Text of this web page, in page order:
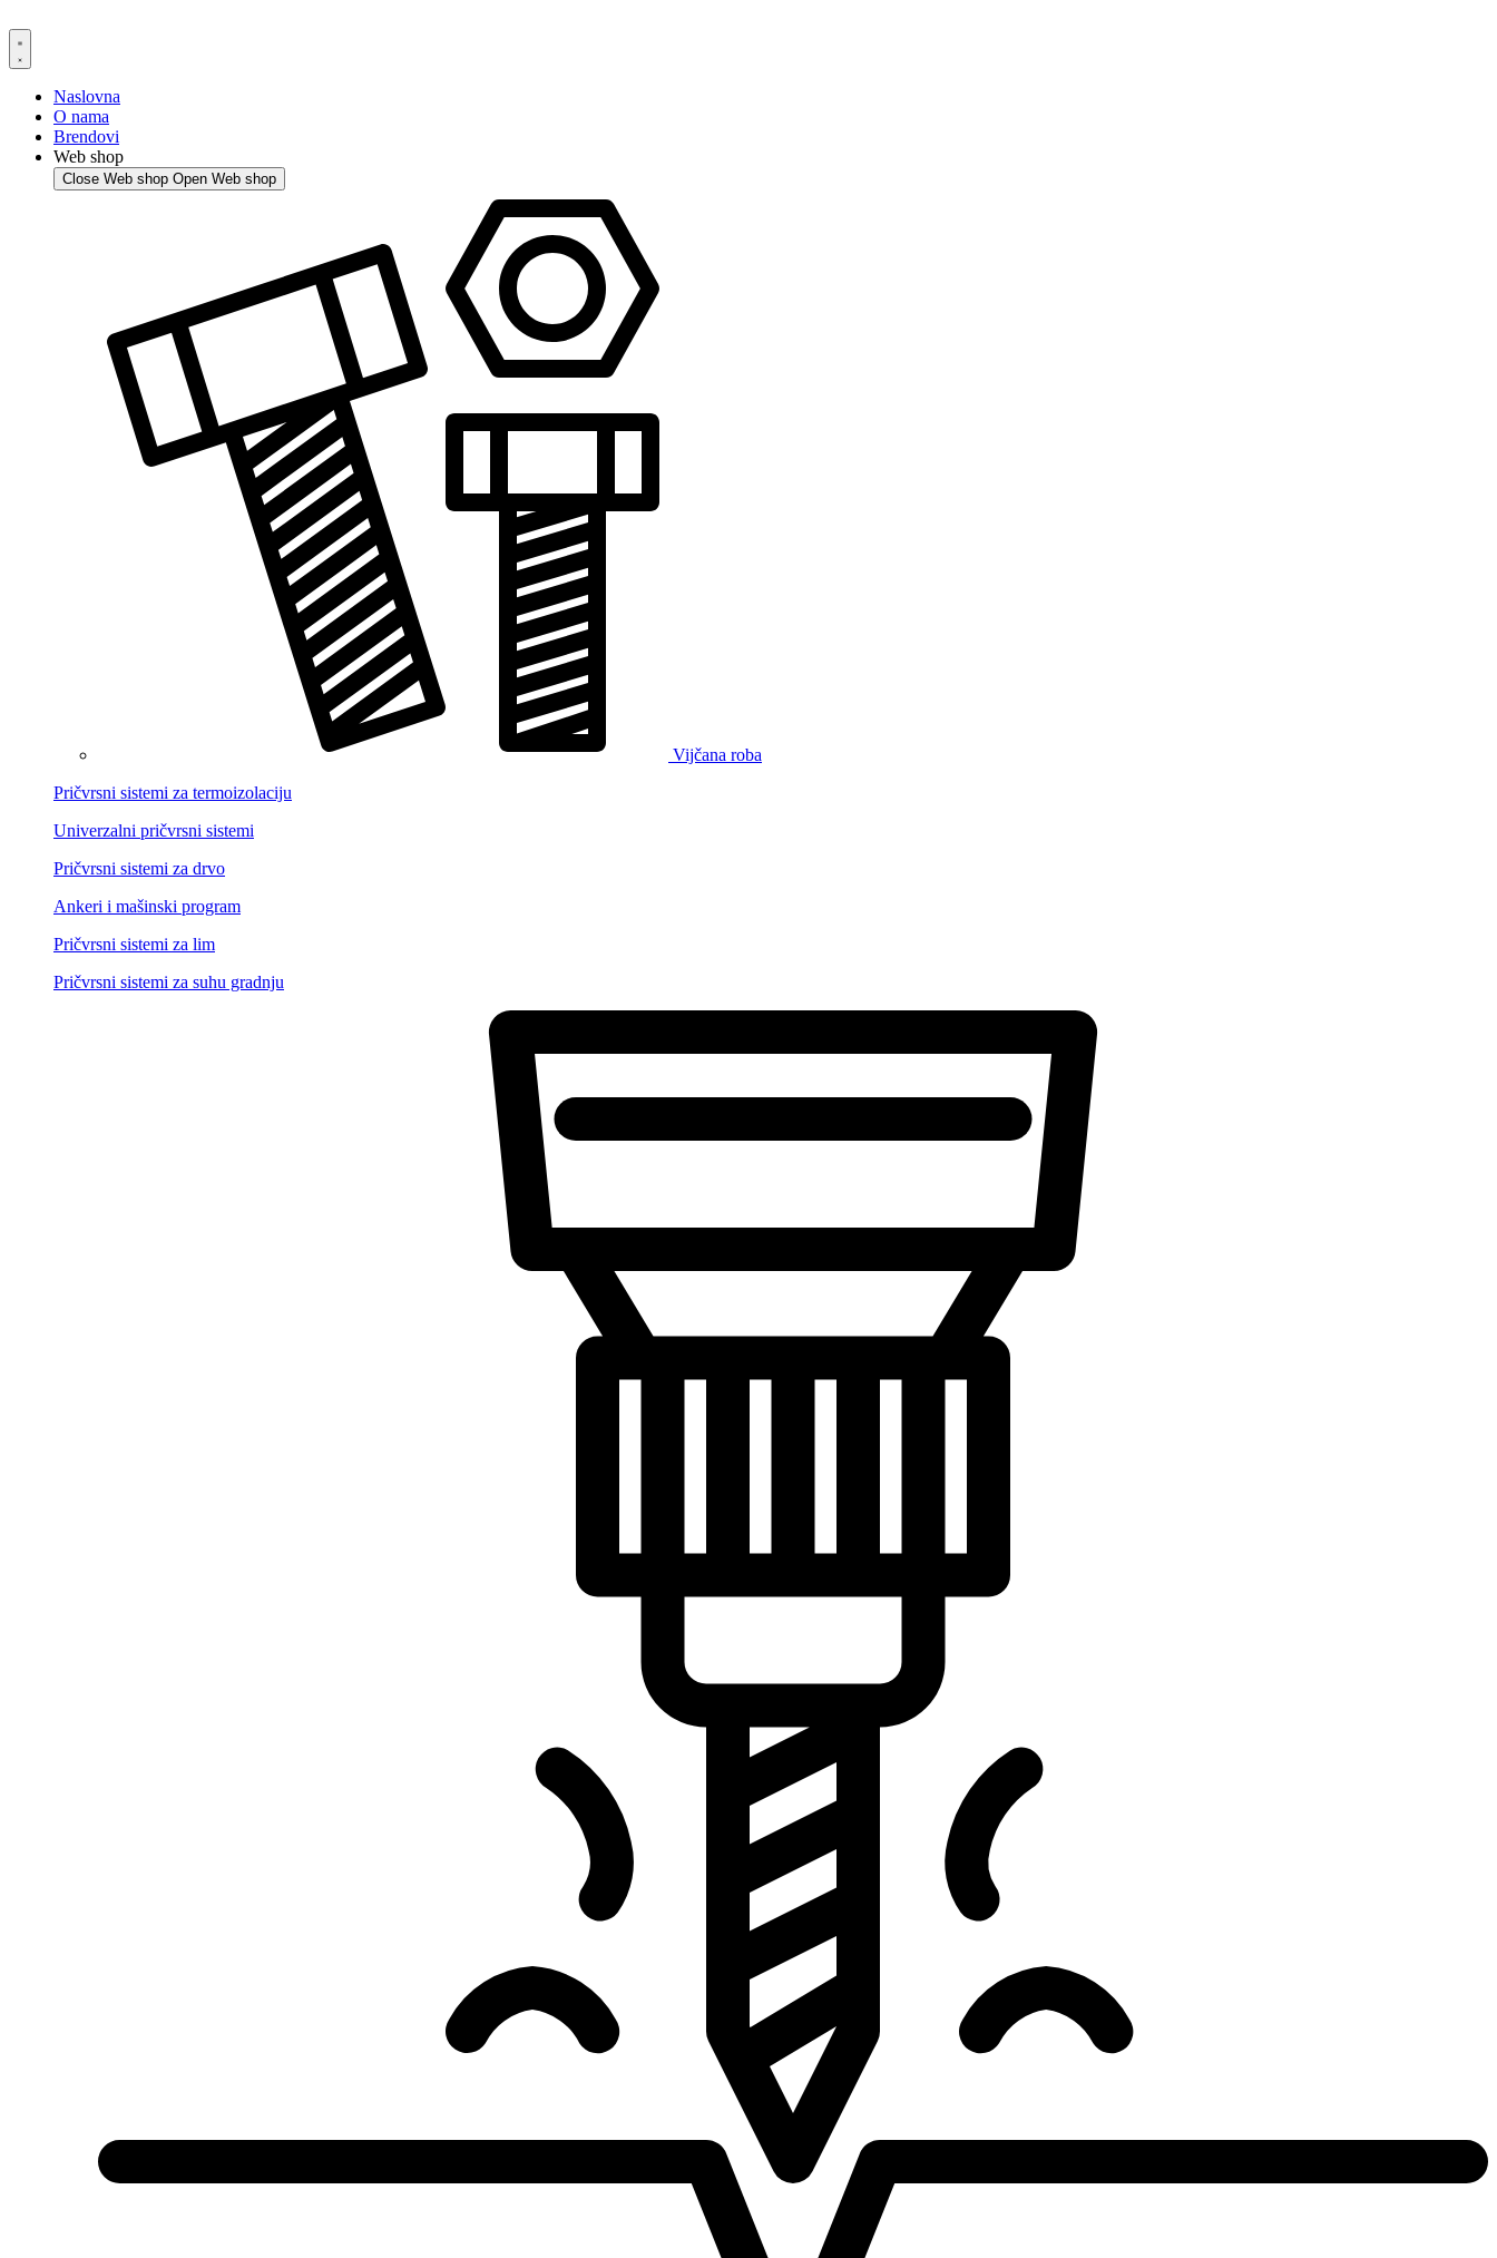
to
content
Naslovna
O nama
Brendovi
Web shop
Close Web shop Open Web shop
Vijčana roba
Pričvrsni sistemi za termoizolaciju
Univerzalni pričvrsni sistemi
Pričvrsni sistemi za drvo
Ankeri i mašinski program
Pričvrsni sistemi za lim
Pričvrsni sistemi za suhu gradnju